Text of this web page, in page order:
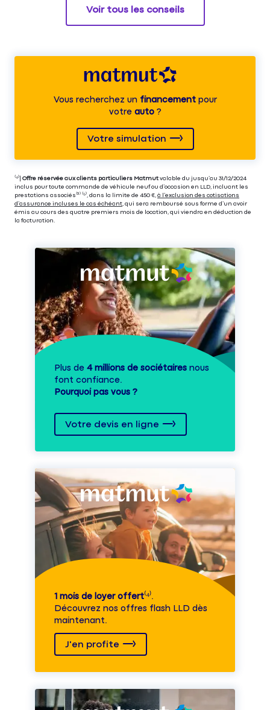
Voir tous les conseils
Vous recherchez unfinancementpour
votre auto?
Votre simulation
⁽⁴⁾| Offre réservée aux clients particuliers Matmut valable du jusqu’au 31/12/2024
inclus pour toute commande de véhicule neuf ou d’occasion en LLD, incluant les
prestations associés⁽³⁾ ⁽⁵⁾, dans la limite de 450 €, à l’exclusion des cotisations
d’assurance incluses le cas échéant , qui sera remboursé sous forme d’un avoir
émis au cours des quatre premiers mois de location, qui viendra en déduction de
la facturation.
Plus de 4 millions de sociétaires nous
font confiance.
Pourquoi pas vous ?
Votre devis en ligne
1 mois de loyer offert⁽⁴⁾.
Découvrez nos offres flash LLD dès
maintenant.
J'en profite